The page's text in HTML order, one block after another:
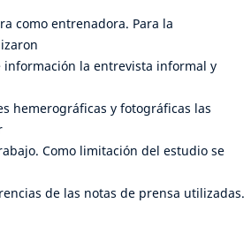
como entrenadora. Para la
información la entrevista informal y
hemerográficas y fotográficas las
Como limitación del estudio se
de las notas de prensa utilizadas.